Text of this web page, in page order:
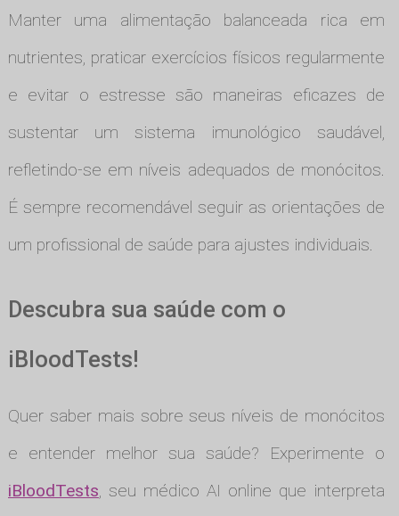
Manter uma alimentação balanceada rica em
nutrientes, praticar exercícios físicos regularmente
e evitar o estresse são maneiras eficazes de
sustentar um sistema imunológico saudável,
refletindo-se em níveis adequados de monócitos.
É sempre recomendável seguir as orientações de
um profissional de saúde para ajustes individuais.
Descubra sua saúde com o
iBloodTests!
Quer saber mais sobre seus níveis de monócitos
e entender melhor sua saúde? Experimente o
iBloodTests, seu médico AI online que interpreta